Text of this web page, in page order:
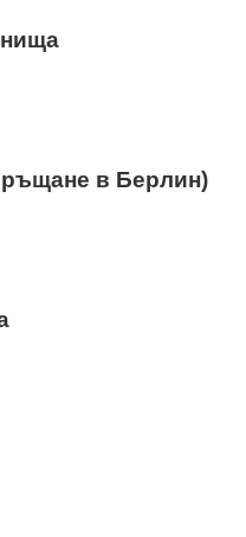
в Берлин)